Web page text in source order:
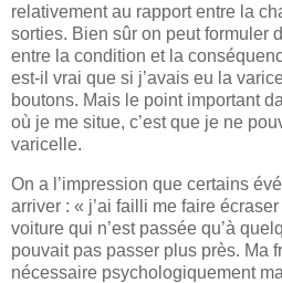
relativement au rapport entre la
sorties. Bien sûr on peut formuler
entre la condition et la
est-il vrai que si j’avais eu la
boutons. Mais le point important
où je me situe, c’est que je ne
varicelle.
On a l’impression que certains
arriver : « j’ai failli me faire
voiture qui n’est passée qu’à
pouvait pas passer plus près. Ma
nécessaire psychologiquement